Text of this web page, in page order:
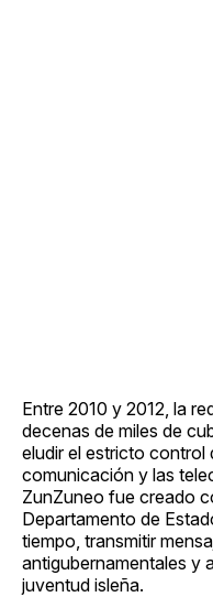
Entre 2010 y 2012, la
decenas de miles de
eludir el estricto control
comunicación y las
ZunZuneo fue creado
Departamento de
tiempo, transmitir
antigubernamentales y
juventud isleña.